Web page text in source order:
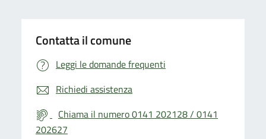
Contatta il comune
Leggi le domande frequenti
Richiedi assistenza
Chiama il numero 0141 202128 / 0141
202627